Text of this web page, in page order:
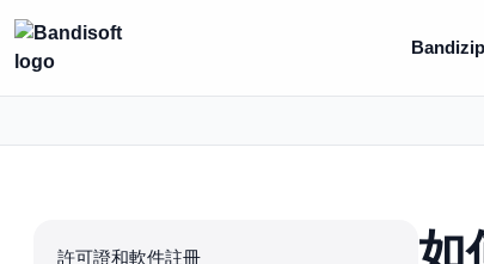
許可證和軟件註冊
如